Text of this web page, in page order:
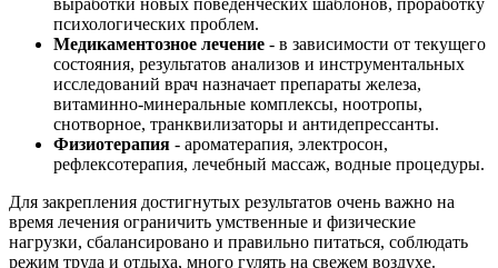
психологических проблем.
Медикаментозное лечение - в зависимости от текущего
состояния, результатов анализов и инструментальных
исследований врач назначает препараты железа,
витаминно-минеральные комплексы, ноотропы,
снотворное, транквилизаторы и антидепрессанты.
Физиотерапия - ароматерапия, электросон,
рефлексотерапия, лечебный массаж, водные процедуры.
Для закрепления достигнутых результатов очень важно на
время лечения ограничить умственные и физические
нагрузки, сбалансировано и правильно питаться, соблюдать
режим труда и отдыха, много гулять на свежем воздухе.